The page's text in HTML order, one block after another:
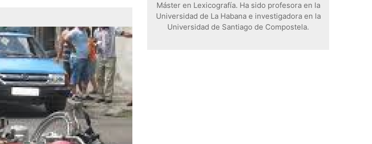
Máster en Lexicografía. Ha sido profesora en la
Universidad de La Habana e investigadora en la
Universidad de Santiago de Compostela.